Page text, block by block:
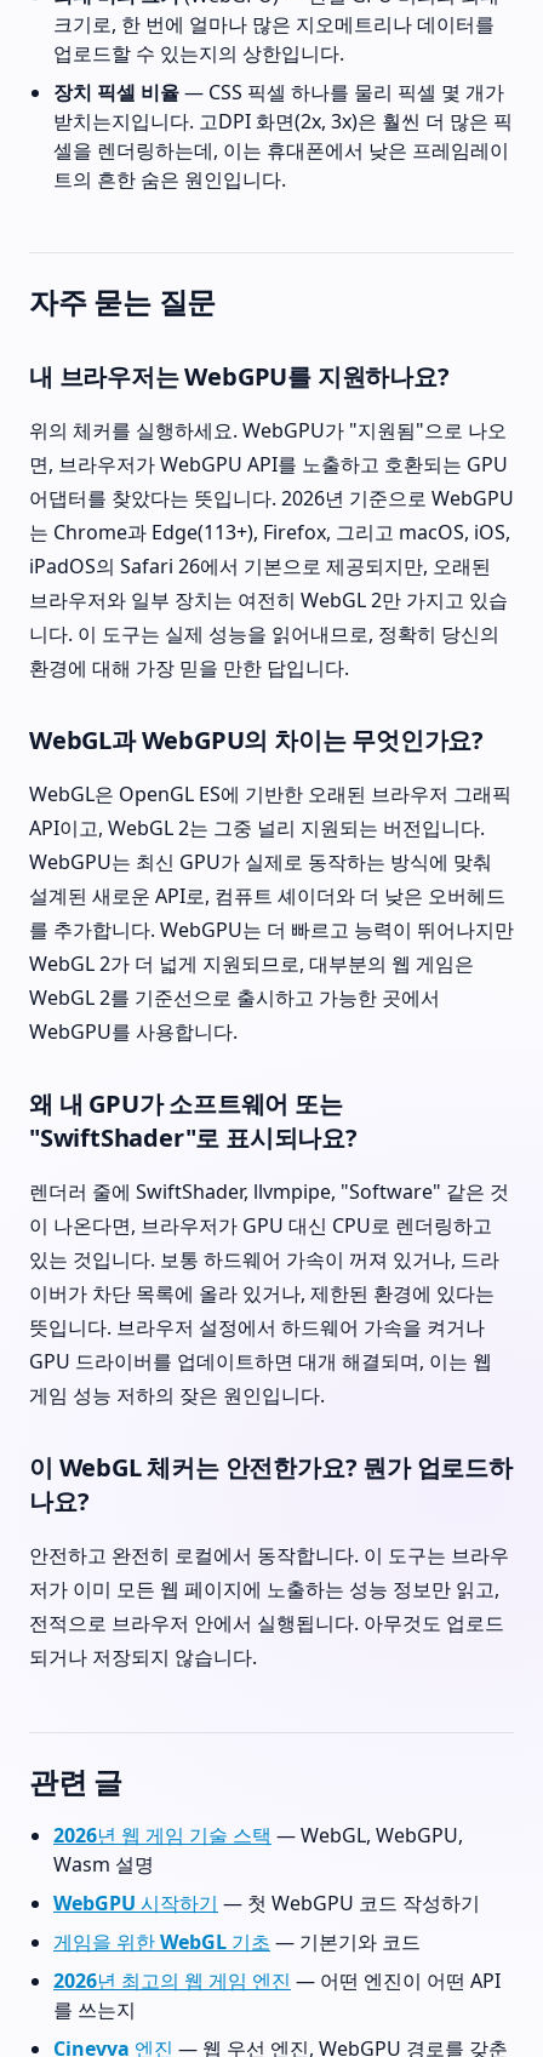
크기로, 한 번에 얼마나 많은 지오메트리나 데이터를
업로드할 수 있는지의 상한입니다.
장치 픽셀 비율— CSS 픽셀 하나를 물리 픽셀 몇 개가
받치는지입니다. 고DPI 화면(2x, 3x)은 훨씬 더 많은 픽
셀을 렌더링하는데, 이는 휴대폰에서 낮은 프레임레이
트의 흔한 숨은 원인입니다.
자주 묻는 질문
내 브라우저는 WebGPU를 지원하나요?
위의 체커를 실행하세요. WebGPU가 "지원됨"으로 나오
면, 브라우저가 WebGPU API를 노출하고 호환되는 GPU
어댑터를 찾았다는 뜻입니다. 2026년 기준으로 WebGPU
는 Chrome과 Edge(113+), Firefox, 그리고 macOS, iOS,
iPadOS의 Safari 26에서 기본으로 제공되지만, 오래된
브라우저와 일부 장치는 여전히 WebGL 2만 가지고 있습
니다. 이 도구는 실제 성능을 읽어내므로, 정확히 당신의
환경에 대해 가장 믿을 만한 답입니다.
WebGL과 WebGPU의 차이는 무엇인가요?
WebGL은 OpenGL ES에 기반한 오래된 브라우저 그래픽
API이고, WebGL 2는 그중 널리 지원되는 버전입니다.
WebGPU는 최신 GPU가 실제로 동작하는 방식에 맞춰
설계된 새로운 API로, 컴퓨트 셰이더와 더 낮은 오버헤드
를 추가합니다. WebGPU는 더 빠르고 능력이 뛰어나지만
WebGL 2가 더 넓게 지원되므로, 대부분의 웹 게임은
WebGL 2를 기준선으로 출시하고 가능한 곳에서
WebGPU를 사용합니다.
왜 내 GPU가 소프트웨어 또는
"SwiftShader"로 표시되나요?
렌더러 줄에 SwiftShader, llvmpipe, "Software" 같은 것
이 나온다면, 브라우저가 GPU 대신 CPU로 렌더링하고
있는 것입니다. 보통 하드웨어 가속이 꺼져 있거나, 드라
이버가 차단 목록에 올라 있거나, 제한된 환경에 있다는
뜻입니다. 브라우저 설정에서 하드웨어 가속을 켜거나
GPU 드라이버를 업데이트하면 대개 해결되며, 이는 웹
게임 성능 저하의 잦은 원인입니다.
이 WebGL 체커는 안전한가요? 뭔가 업로드하
나요?
안전하고 완전히 로컬에서 동작합니다. 이 도구는 브라우
저가 이미 모든 웹 페이지에 노출하는 성능 정보만 읽고,
전적으로 브라우저 안에서 실행됩니다. 아무것도 업로드
되거나 저장되지 않습니다.
관련 글
2026년 웹 게임 기술 스택 — WebGL, WebGPU,
Wasm 설명
WebGPU 시작하기 — 첫 WebGPU 코드 작성하기
게임을 위한 WebGL 기초 — 기본기와 코드
2026년 최고의 웹 게임 엔진 — 어떤 엔진이 어떤 API
를 쓰는지
Cinevva 엔진 — 웹 우선 엔진, WebGPU 경로를 갖춘